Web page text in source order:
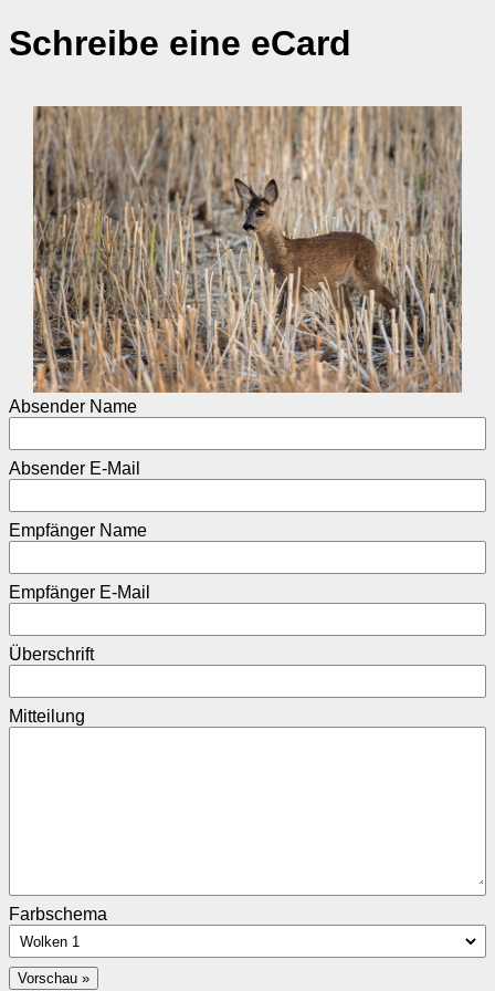
Schreibe eine eCard
Absender Name
Absender E-Mail
Empfänger Name
Empfänger E-Mail
Überschrift
Mitteilung
Farbschema